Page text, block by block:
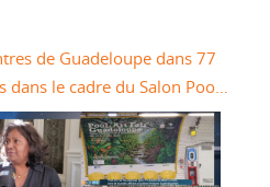
de Guadeloupe dans 77
dans le cadre du Salon Pool